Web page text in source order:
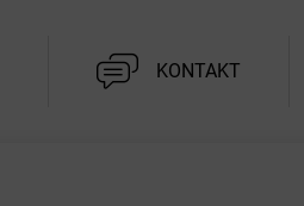
KONTAKT